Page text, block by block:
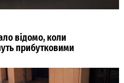
відомо, коли
прибутковими